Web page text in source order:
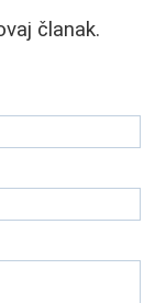
članak.